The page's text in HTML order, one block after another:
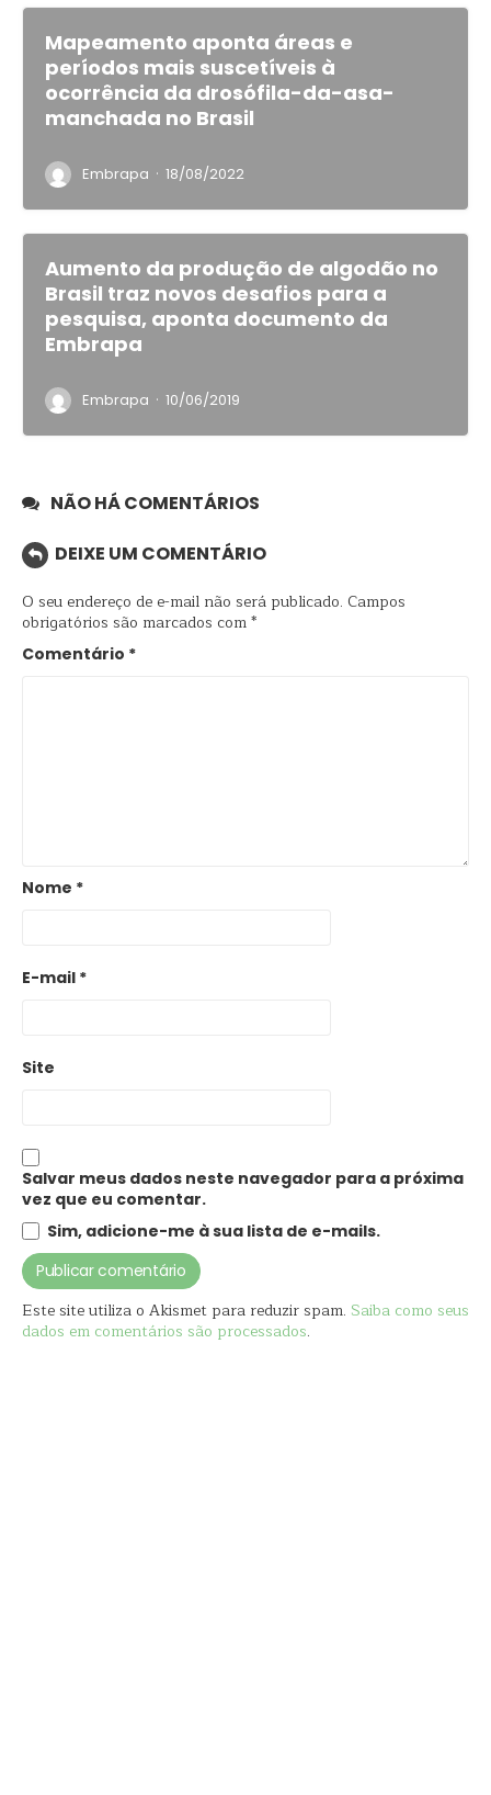
Mapeamento aponta áreas e
períodos mais suscetíveis à
ocorrência da drosófila-da-asa-
manchada no Brasil
Embrapa · 18/08/2022
Aumento da produção de algodão no
Brasil traz novos desafios para a
pesquisa, aponta documento da
Embrapa
Embrapa · 10/06/2019
NÃO HÁ COMENTÁRIOS
DEIXE UM COMENTÁRIO
O seu endereço de e-mail não será publicado. Campos
obrigatórios são marcados com*
Comentário *
Nome *
E-mail *
Site
Salvar meus dados neste navegador para a próxima
vez que eu comentar.
Sim, adicione-me à sua lista de e-mails.
Este site utiliza o Akismet para reduzir spam. Saiba como seus
dados em comentários são processados.